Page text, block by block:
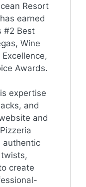
Resort
earned
#2 Best
Wine
Awards.
expertise
and
and
authentic
create